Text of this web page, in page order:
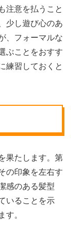
注意を払うこと
少し遊び心のあ
、フォーマルな
ぶことをおすす
練習しておくと
果たします。第
の印象を左右す
感のある髪型
いることを示
す。